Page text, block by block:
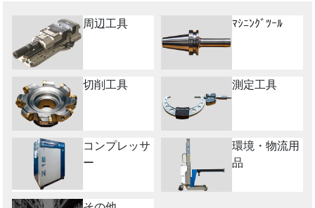
周辺工具 ﾏｼﾆﾝｸﾞﾂｰﾙ
切削工具 測定工具
コンプレッサ
ー
環境・物流用
品